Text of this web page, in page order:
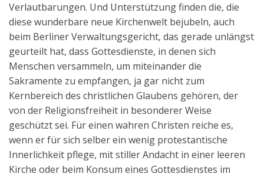
Verlautbarungen. Und Unterstützung finden die, die
diese wunderbare neue Kirchenwelt bejubeln, auch
beim Berliner Verwaltungsgericht, das gerade unlängst
geurteilt hat, dass Gottesdienste, in denen sich
Menschen versammeln, um miteinander die
Sakramente zu empfangen, ja gar nicht zum
Kernbereich des christlichen Glaubens gehören, der
von der Religionsfreiheit in besonderer Weise
geschützt sei. Für einen wahren Christen reiche es,
wenn er für sich selber ein wenig protestantische
Innerlichkeit pflege, mit stiller Andacht in einer leeren
Kirche oder beim Konsum eines Gottesdienstes im